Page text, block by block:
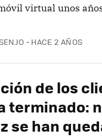
virtual unos
HACE 2 AÑOS
de los
terminado:
se han